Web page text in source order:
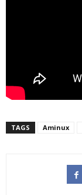
TAGS Aminux